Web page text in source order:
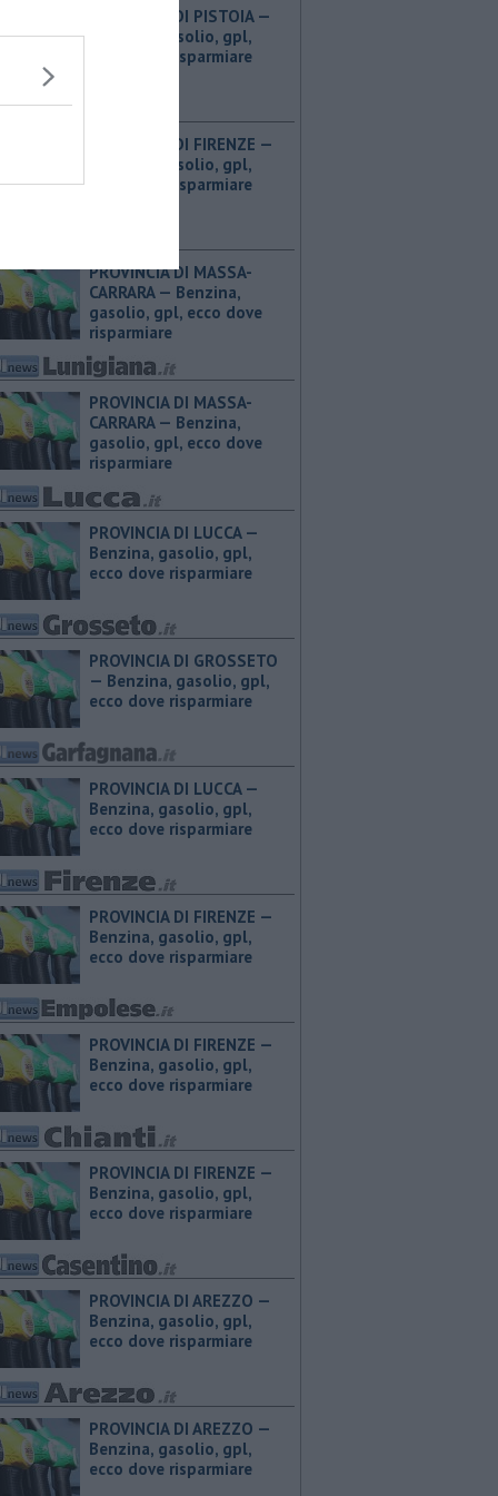
PROVINCIA DI PISTOIA — ​
Benzina, gasolio, gpl,
ecco dove risparmiare
PROVINCIA DI FIRENZE — ​
Benzina, gasolio, gpl,
ecco dove risparmiare
PROVINCIA DI MASSA-
CARRARA — ​Benzina,
gasolio, gpl, ecco dove
risparmiare
PROVINCIA DI MASSA-
CARRARA — ​Benzina,
gasolio, gpl, ecco dove
risparmiare
PROVINCIA DI LUCCA — ​
Benzina, gasolio, gpl,
ecco dove risparmiare
PROVINCIA DI GROSSETO
— ​Benzina, gasolio, gpl,
ecco dove risparmiare
PROVINCIA DI LUCCA — ​
Benzina, gasolio, gpl,
ecco dove risparmiare
PROVINCIA DI FIRENZE — ​
Benzina, gasolio, gpl,
ecco dove risparmiare
PROVINCIA DI FIRENZE — ​
Benzina, gasolio, gpl,
ecco dove risparmiare
PROVINCIA DI FIRENZE — ​
Benzina, gasolio, gpl,
ecco dove risparmiare
PROVINCIA DI AREZZO — ​
Benzina, gasolio, gpl,
ecco dove risparmiare
PROVINCIA DI AREZZO — ​
Benzina, gasolio, gpl,
ecco dove risparmiare